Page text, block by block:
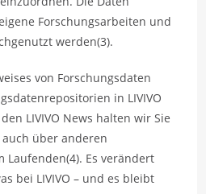
Forschungsarbeiten und
werden(3).
von Forschungsdaten
in LIVIVO
LIVIVO News halten wir Sie
über anderen
Laufenden(4). Es verändert
bei LIVIVO – und es bleibt